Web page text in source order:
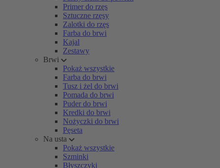
Primer do rzęs
Sztuczne rzęsy
Zalotki do rzęs
Farba do brwi
Kajal
Zestawy
Brwi
Pokaż wszystkie
Farba do brwi
Tusz i żel do brwi
Pomada do brwi
Puder do brwi
Kredki do brwi
Nożyczki do brwi
Pęseta
Na usta
Pokaż wszystkie
Szminki
Błyszczyki